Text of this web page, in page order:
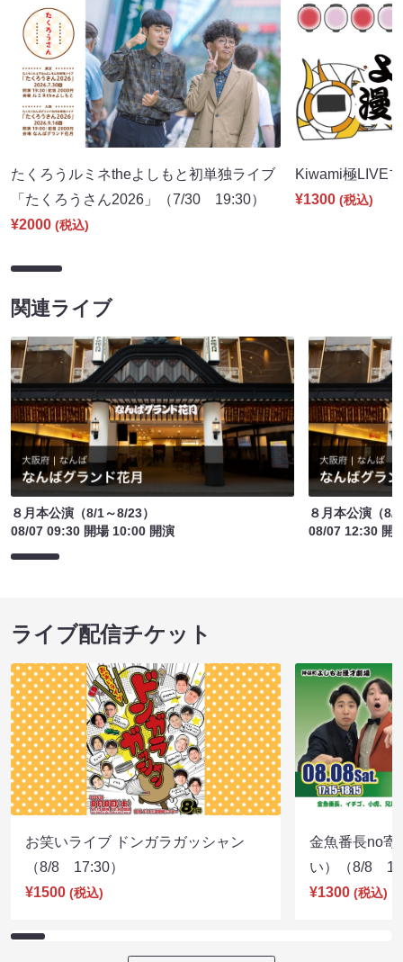
たくろうルミネtheよしもと初単独ライブ
「たくろうさん2026」（7/30 19:30）
¥2000 (税込)
Kiwami極LIVE
¥1300 (税込)
関連ライブ
８月本公演（8/1～8/23）
08/07 09:30 開場 10:00 開演
８月本公演（8/
08/07 12:30 開
ライブ配信チケット
お笑いライブ ドンガラガッシャン
（8/8 17:30）
¥1500 (税込)
金魚番長no寄
い）（8/8
¥1300 (税込)